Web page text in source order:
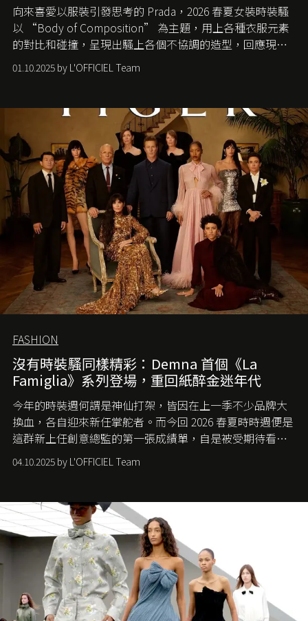
向來喜愛以服裝引發思考的 Prada，2026 春夏女裝時裝騷
以 “Body of Composition” 為主題，用上各種衣服元素
的對比和碰撞，呈現出騷上各個不協調的造型，回應現今
社會各種資訊、文化超載的現象。
01.10.2025 by L'OFFICIEL Team
FASHION
沒有時裝騷同樣精彩：Demna 首個《La
Famiglia》系列登場，重回紙醉金迷年代
今年的時裝週何謂是神仙打架，皆因在上一季不少品牌大
換血，各自迎來新任掌舵者。而今回 2026 春夏時時週便是
這群新上任創意總監的第一張成績單，自是被受期待看他
們如何各顯神通。意大利老牌 Gucci 在過去幾個季度業績
難已救回，開雲集團任命成功曾翻轉 Balenciaga 的愛將
團市值一日蒸發 30 億美元，大眾擔心走得太前的 Demna
會忽略品牌的美學基礎，最後變成三不像。而從剛剛推出
的首作所造成的話題及關注度，我們便知道 Demna 沒這麼
簡單，一個嶄新的 Gucci 時代已經展開！
04.10.2025 by L'OFFICIEL Team